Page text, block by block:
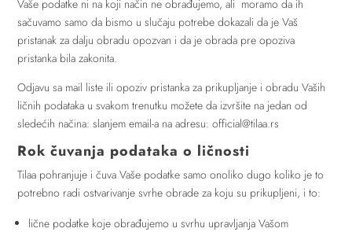
Vaše podatke ni na koji način ne obrađujemo, ali moramo da ih
sačuvamo samo da bismo u slučaju potrebe dokazali da je Vaš
pristanak za dalju obradu opozvan i da je obrada pre opoziva
pristanka bila zakonita.
Odjavu sa mail liste ili opoziv pristanka za prikupljanje i obradu Vaših
ličnih podataka u svakom trenutku možete da izvršite na jedan od
sledećih načina: slanjem email-a na adresu: official@tilaa.rs
Rok čuvanja podataka o ličnosti
Tilaa pohranjuje i čuva Vaše podatke samo onoliko dugo koliko je to
potrebno radi ostvarivanje svrhe obrade za koju su prikupljeni, i to:
lične podatke koje obrađujemo u svrhu upravljanja Vašom